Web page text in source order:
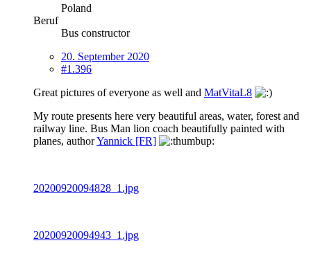
Poland
Beruf
Bus constructor
20. September 2020
#1.396
Great pictures of everyone as well and MatVitaL8
My route presents here very beautiful areas, water, forest and
railway line. Bus Man lion coach beautifully painted with
planes, authorYannick [FR]
20200920094828_1.jpg
20200920094943_1.jpg